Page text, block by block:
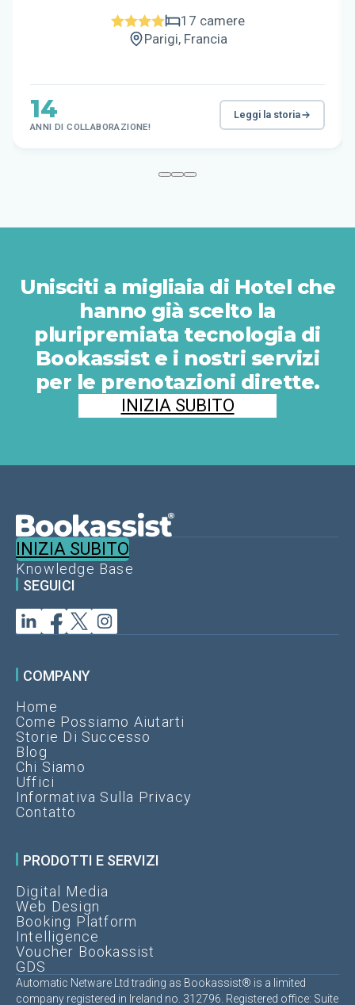
17 camere
Parigi, Francia
14
ANNI DI COLLABORAZIONE!
Leggi la storia
Unisciti a migliaia di Hotel che
hanno già scelto la
pluripremiata tecnologia di
Bookassist e i nostri servizi
per le prenotazioni dirette.
INIZIA SUBITO
COMPANY
Home
Come Possiamo Aiutarti
Storie Di Successo
Blog
Chi Siamo
Uffici
Informativa Sulla Privacy
Contatto
PRODOTTI E SERVIZI
Digital Media
Web Design
Booking Platform
Intelligence
Voucher Bookassist
GDS
INIZIA SUBITO
Knowledge Base
SEGUICI
Automatic Netware Ltd trading as Bookassist® is a limited
company registered in Ireland no. 312796. Registered office: Suite